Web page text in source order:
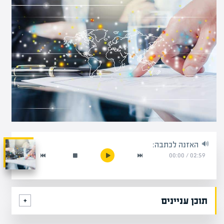
האזנה לכתבה:
02:59
/
00:00
תוכן עניינים